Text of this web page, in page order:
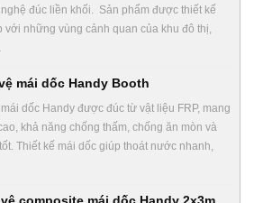
đúc liền khối. Sản phẩm được thiết kế
với những vùng cảnh quan của khu đô thị,
mái dốc Handy Booth
dốc Handy được đúc từ vật liệu FRP, mang
khả năng chống thấm, chống ăn mòn và
Thiết kế mái dốc giúp thoát nước nhanh,
composite mái dốc Handy 2x3m